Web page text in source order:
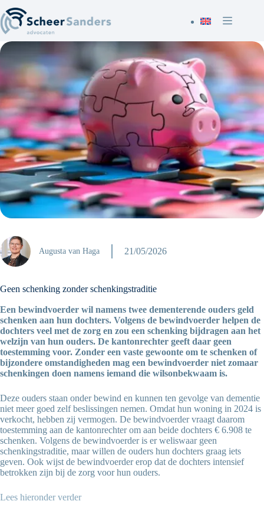
naar
de
inhoud
Augusta van Haga 21/05/2026
Geen schenking zonder schenkingstraditie
Een bewindvoerder wil namens twee dementerende ouders geld
schenken aan hun dochters. Volgens de bewindvoerder helpen de
dochters veel met de zorg en zou een schenking bijdragen aan het
welzijn van hun ouders. De kantonrechter geeft daar geen
toestemming voor. Zonder een vaste gewoonte om te schenken of
bijzondere omstandigheden mag een bewindvoerder niet zomaar
schenkingen doen namens iemand die wilsonbekwaam is.
Deze ouders staan onder bewind en kunnen ten gevolge van dementie
niet meer goed zelf beslissingen nemen. Omdat hun woning in 2024 is
verkocht, hebben zij vermogen. De bewindvoerder vraagt daarom
toestemming aan de kantonrechter om aan beide dochters € 6.908 te
schenken. Volgens de bewindvoerder is er weliswaar geen
schenkingstraditie, maar willen de ouders hun dochters graag iets
geven. Ook wijst de bewindvoerder erop dat de dochters intensief
betrokken zijn bij de zorg voor hun ouders.
Lees hieronder verder